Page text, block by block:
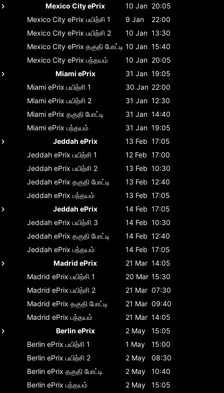
Mexico City ePrix
10 Jan 20:05
Mexico City ePrix பயிற்சி 1 9 Jan
22:00
Mexico City ePrix பயிற்சி 2 10 Jan 13:30
Mexico City ePrix தகுதி போட்டி 10 Jan 15:40
Mexico City ePrix பந்தயம் 10 Jan 20:05
Miami ePrix
31 Jan 19:05
Miami ePrix பயிற்சி 1 30 Jan 22:00
Miami ePrix பயிற்சி 2 31 Jan 12:30
Miami ePrix தகுதி போட்டி 31 Jan 14:40
Miami ePrix பந்தயம் 31 Jan 19:05
Jeddah ePrix
13 Feb 17:05
Jeddah ePrix பயிற்சி 1 12 Feb 17:00
Jeddah ePrix பயிற்சி 2 13 Feb 10:30
Jeddah ePrix தகுதி போட்டி 13 Feb 12:40
Jeddah ePrix பந்தயம் 13 Feb 17:05
Jeddah ePrix
14 Feb 17:05
Jeddah ePrix பயிற்சி 3 14 Feb 10:30
Jeddah ePrix தகுதி போட்டி 14 Feb 12:40
Jeddah ePrix பந்தயம் 14 Feb 17:05
Madrid ePrix
21 Mar 14:05
Madrid ePrix பயிற்சி 1 20 Mar 15:30
Madrid ePrix பயிற்சி 2 21 Mar 07:30
Madrid ePrix தகுதி போட்டி 21 Mar 09:40
Madrid ePrix பந்தயம் 21 Mar 14:05
Berlin ePrix
2 May
15:05
Berlin ePrix பயிற்சி 1 1 May
15:00
Berlin ePrix பயிற்சி 2 2 May
08:30
Berlin ePrix தகுதி போட்டி 2 May
10:40
Berlin ePrix பந்தயம் 2 May
15:05